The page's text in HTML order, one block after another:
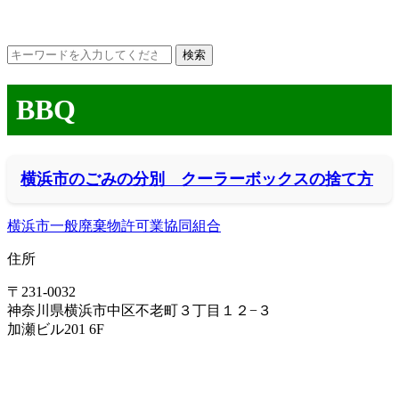
BBQ
横浜市のごみの分別 クーラーボックスの捨て方
横浜市一般廃棄物許可業協同組合
住所
〒231-0032
神奈川県横浜市中区不老町３丁目１２−３
加瀬ビル201 6F